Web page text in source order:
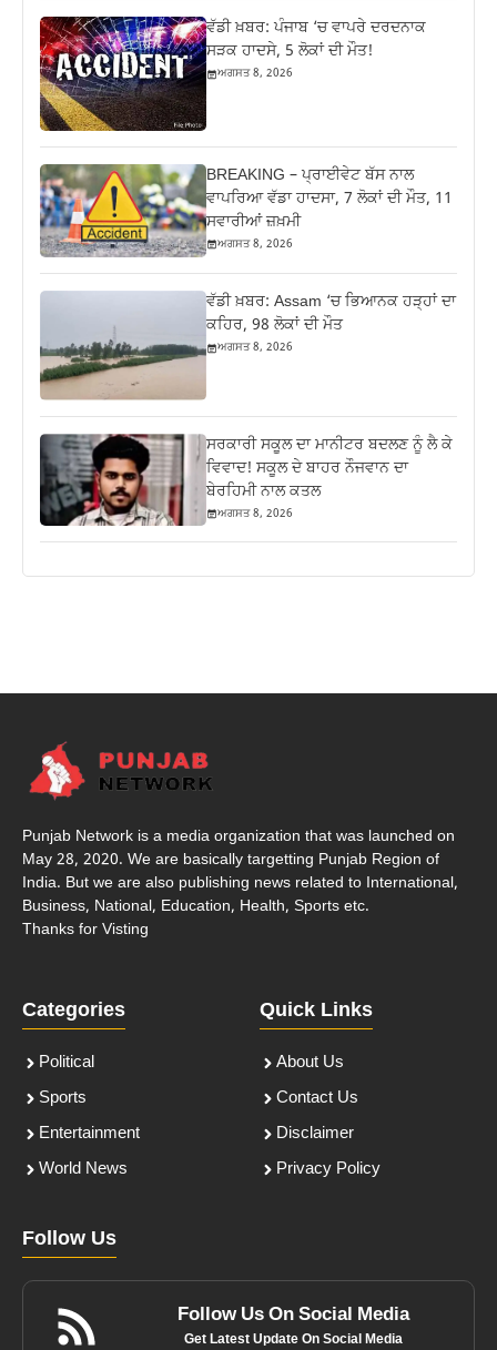
ਵੱਡੀ ਖ਼ਬਰ: ਪੰਜਾਬ ‘ਚ ਵਾਪਰੇ ਦਰਦਨਾਕ
ਸੜਕ ਹਾਦਸੇ, 5 ਲੋਕਾਂ ਦੀ ਮੌਤ!
ਅਗਸਤ 8, 2026
BREAKING – ਪ੍ਰਾਈਵੇਟ ਬੱਸ ਨਾਲ
ਵਾਪਰਿਆ ਵੱਡਾ ਹਾਦਸਾ, 7 ਲੋਕਾਂ ਦੀ ਮੌਤ, 11
ਸਵਾਰੀਆਂ ਜ਼ਖ਼ਮੀ
ਅਗਸਤ 8, 2026
ਵੱਡੀ ਖ਼ਬਰ: Assam ‘ਚ ਭਿਆਨਕ ਹੜ੍ਹਾਂ ਦਾ
ਕਹਿਰ, 98 ਲੋਕਾਂ ਦੀ ਮੌਤ
ਅਗਸਤ 8, 2026
ਸਰਕਾਰੀ ਸਕੂਲ ਦਾ ਮਾਨੀਟਰ ਬਦਲਣ ਨੂੰ ਲੈ ਕੇ
ਵਿਵਾਦ! ਸਕੂਲ ਦੇ ਬਾਹਰ ਨੌਜਵਾਨ ਦਾ
ਬੇਰਹਿਮੀ ਨਾਲ ਕਤਲ
ਅਗਸਤ 8, 2026
Punjab Network is a media organization that was launched on
May 28, 2020. We are basically targetting Punjab Region of
India. But we are also publishing news related to International,
Business, National, Education, Health, Sports etc.
Thanks for Visting
Categories
Political
Sports
Entertainment
World News
Quick Links
About Us
Contact Us
Disclaimer
Privacy Policy
Follow Us
Follow Us On Social Media
Get Latest Update On Social Media